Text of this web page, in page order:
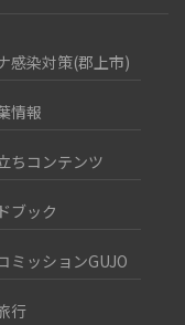
感染対策(郡上市)
情報
ちコンテンツ
ブック
ミッションGUJO
行